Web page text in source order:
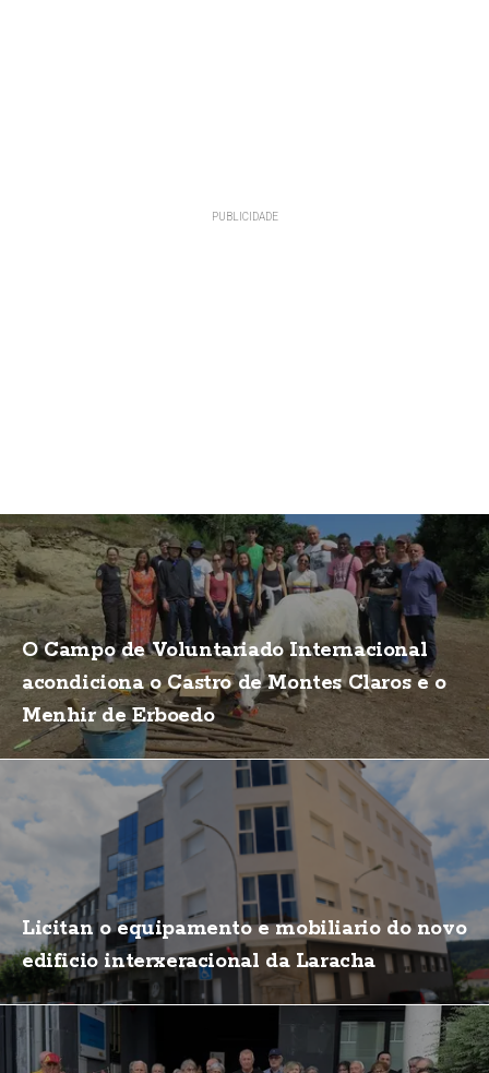
O Campo de Voluntariado Internacional
acondiciona o Castro de Montes Claros e o
Menhir de Erboedo
Licitan o equipamento e mobiliario do novo
edificio interxeracional da Laracha